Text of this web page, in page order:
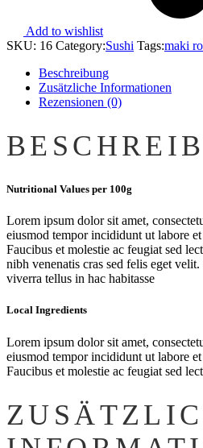
Add to wishlist
SKU: 16 Category:Sushi Tags:maki
Beschreibung
Zusätzliche Informationen
Rezensionen (0)
Nutritional Values per 100g
Lorem ipsum dolor sit amet,
eiusmod tempor incididunt ut labore
Faucibus et molestie ac feugiat sed
nibh venenatis cras sed felis eget
viverra tellus in hac habitasse
Local Ingredients
Lorem ipsum dolor sit amet,
eiusmod tempor incididunt ut labore
Faucibus et molestie ac feugiat sed